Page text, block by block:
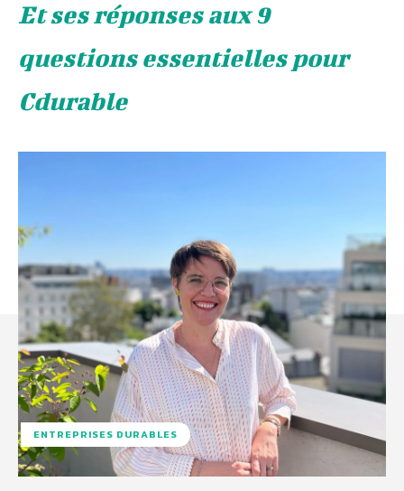
Et ses réponses aux 9
questions essentielles pour
Cdurable
ENTREPRISES DURABLES